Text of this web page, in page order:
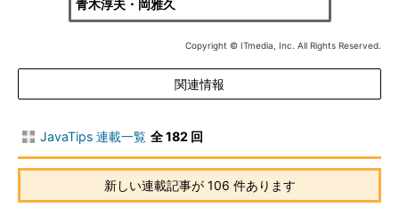
青木淳夫・岡雅久
Copyright © ITmedia, Inc. All Rights Reserved.
関連情報
JavaTips 連載一覧 全 182 回
新しい連載記事が 106 件あります